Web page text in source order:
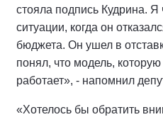
стояла подпись Кудрина.
ситуации, когда он
бюджета. Он ушел в
понял, что модель,
работает», - напомнил
«Хотелось бы обратить